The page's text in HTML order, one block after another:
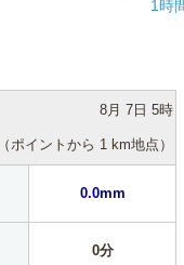
1時
8月 7日 5時
（ポイントから 1 km地点）
0.0mm
0分